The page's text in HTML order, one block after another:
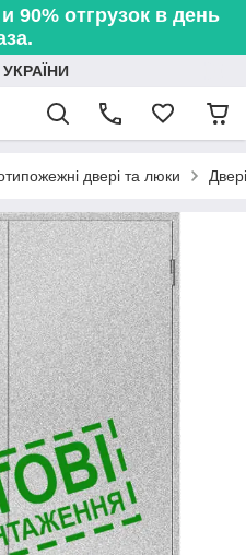
90% отгрузок в день
двері та люки